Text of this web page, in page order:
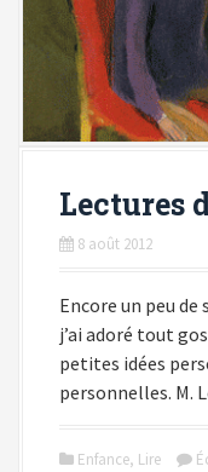
Lectures
8 août 2012
Encore un peu
j’ai adoré tout
petites idées
personnelles. M.
Enfance, Lire